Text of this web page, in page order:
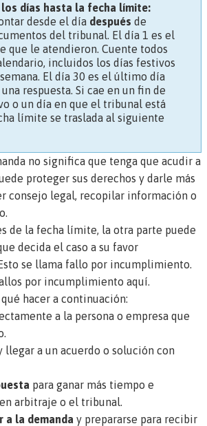
días hasta la fecha límite:
desde el día después de
del tribunal. El día 1 es el
que le atendieron. Cuente todos
incluidos los días festivos
El día 30 es el último día
respuesta. Si cae en un fin de
o un día en que el tribunal está
límite se traslada al siguiente
no significa que tenga que acudir a
proteger sus derechos y darle más
consejo legal, recopilar información o
de la fecha límite, la otra parte puede
decida el caso a su favor
se llama fallo por incumplimiento.
por incumplimiento aquí.
hacer a continuación:
a la persona o empresa que
llegar a un acuerdo o solución con
para ganar más tiempo e
arbitraje o el tribunal.
a la demanda y prepararse para recibir